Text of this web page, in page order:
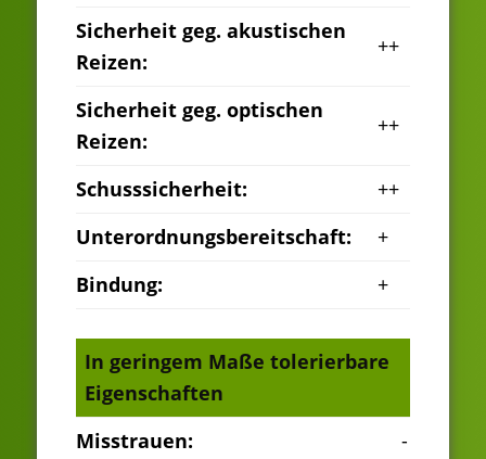
Sicherheit geg. akustischen
Reizen:
++
Sicherheit geg. optischen
Reizen:
++
Schusssicherheit:
++
Unterordnungsbereitschaft:
+
Bindung:
+
In geringem Maße tolerierbare
Eigenschaften
Misstrauen:
-